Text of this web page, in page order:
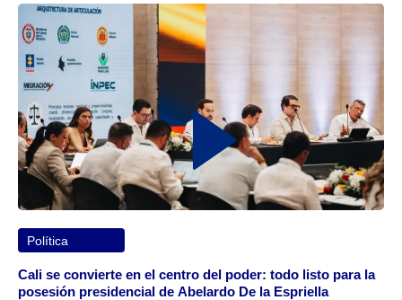
Política
Cali se convierte en el centro del poder: todo listo para la
posesión presidencial de Abelardo De la Espriella